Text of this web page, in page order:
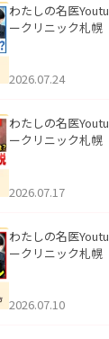
わたしの名医
ークリニック札幌
た。
2026.07.24
わたしの名医
ークリニック札幌
した。
2026.07.17
わたしの名医
ークリニック札幌
た。
2026.07.10